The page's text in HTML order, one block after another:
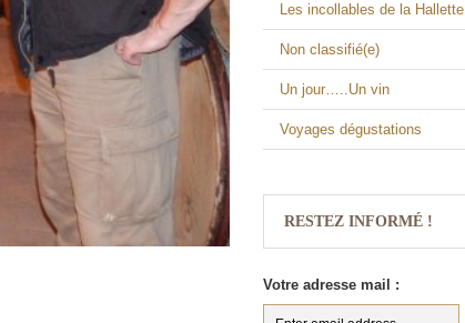
Les incollables de la Hallette
Non classifié(e)
Un jour…..Un vin
Voyages dégustations
RESTEZ INFORMÉ !
Votre adresse mail :